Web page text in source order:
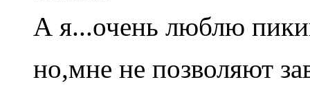
А я...очень люблю
но,мне не позволяют